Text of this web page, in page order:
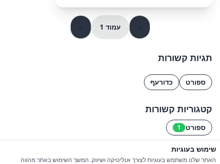
עמוד 1
תגיות קשורות
ספורט כדורעף
קטגוריות קשורות
ספורט 1
© 2026 כל הזכויות שמורות ל-iGroupsIL
שימוש בעוגיות
האתר שלנו משתמש בעוגיות לצורך אנליטיקה ושיווק. המשך השימוש באתר מהווה